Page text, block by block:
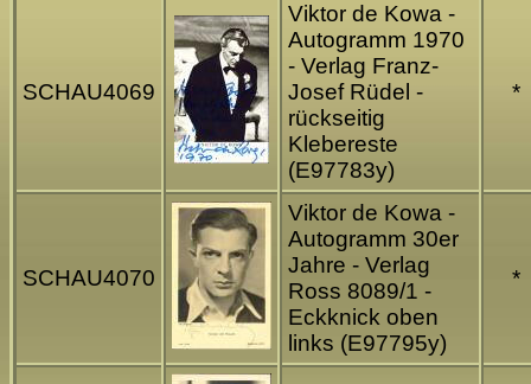
SCHAU4069
Viktor de Kowa -
Autogramm 1970
- Verlag Franz-
Josef Rüdel -
rückseitig
Klebereste
(E97783y)
*
SCHAU4070
Viktor de Kowa -
Autogramm 30er
Jahre - Verlag
Ross 8089/1 -
Eckknick oben
links (E97795y)
*